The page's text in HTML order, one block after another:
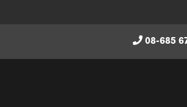
08-685